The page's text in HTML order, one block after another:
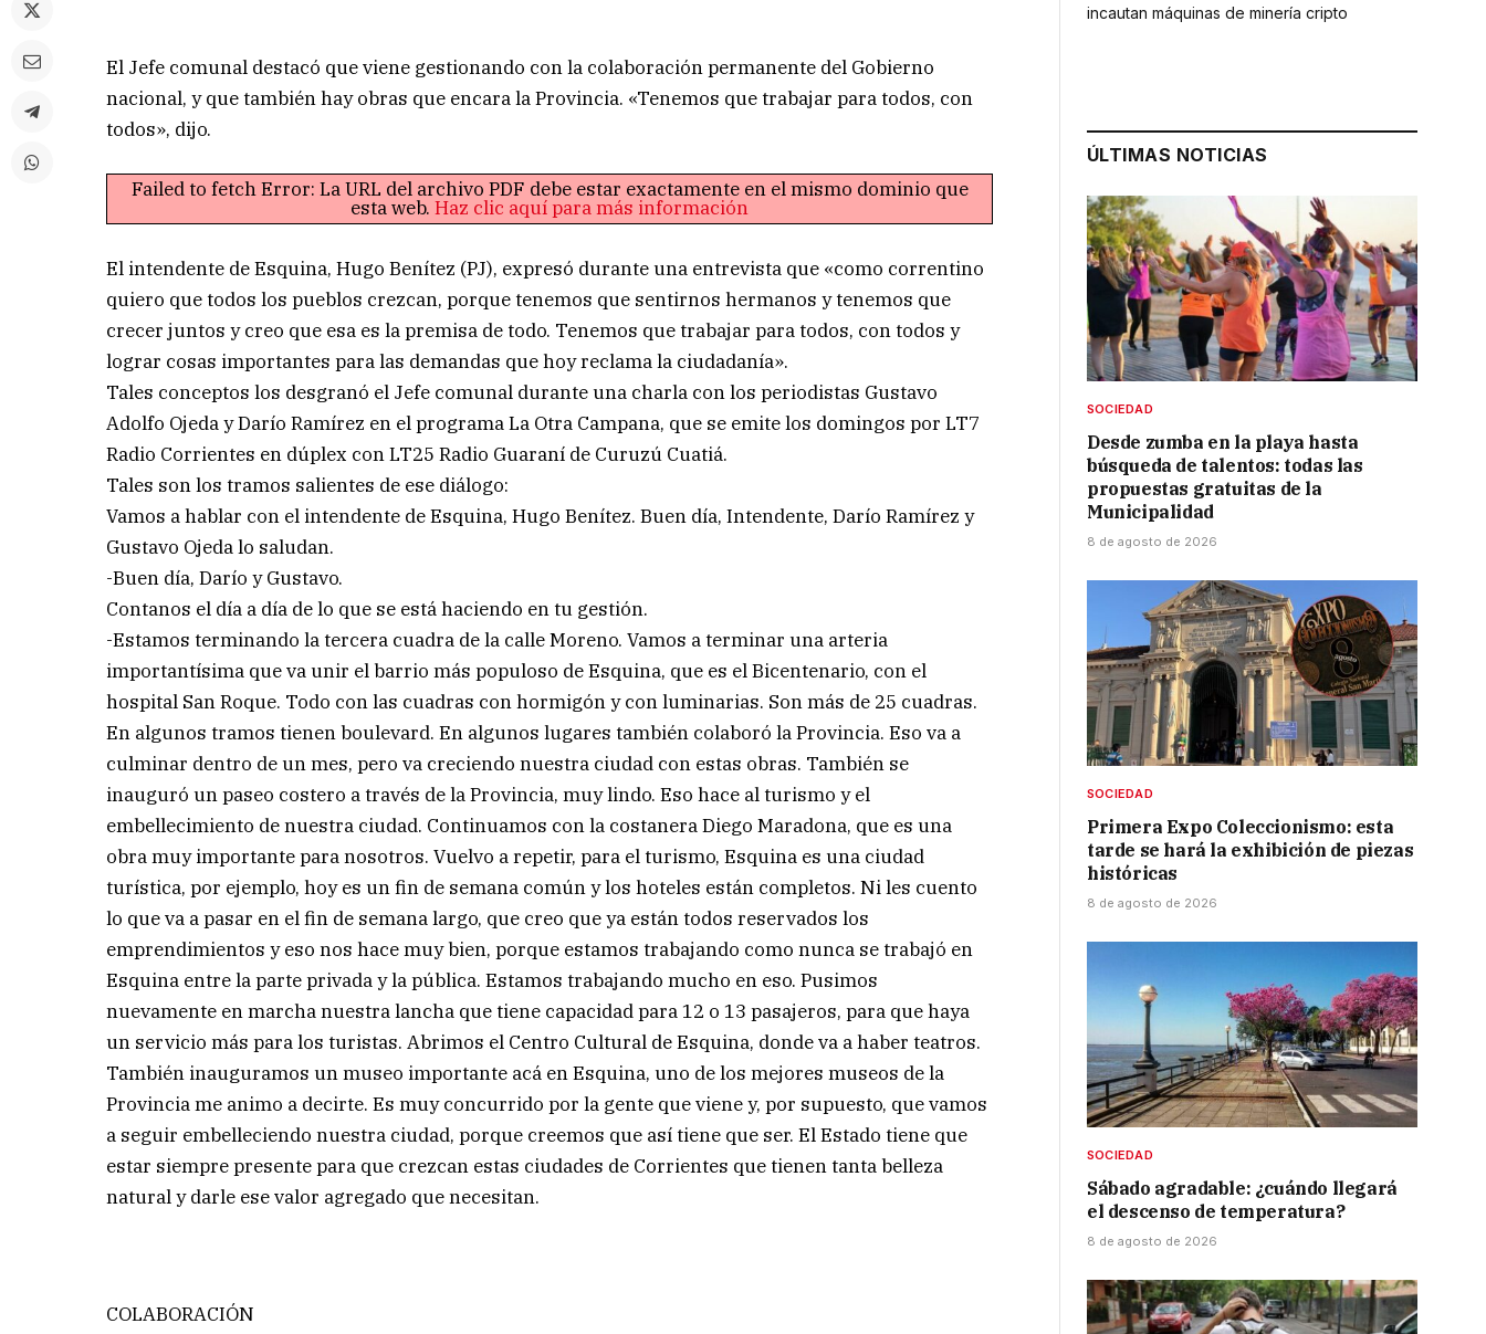
El Jefe comunal destacó que viene gestionando con la colaboración permanente del Gobierno
nacional, y que también hay obras que encara la Provincia. «Tenemos que trabajar para todos, con
todos», dijo.
Failed to fetch Error: La URL del archivo PDF debe estar exactamente en el mismo dominio que
esta web. Haz clic aquí para más información
El intendente de Esquina, Hugo Benítez (PJ), expresó durante una entrevista que «como correntino
quiero que todos los pueblos crezcan, porque tenemos que sentirnos hermanos y tenemos que
crecer juntos y creo que esa es la premisa de todo. Tenemos que trabajar para todos, con todos y
lograr cosas importantes para las demandas que hoy reclama la ciudadanía».
Tales conceptos los desgranó el Jefe comunal durante una charla con los periodistas Gustavo
Adolfo Ojeda y Darío Ramírez en el programa La Otra Campana, que se emite los domingos por LT7
Radio Corrientes en dúplex con LT25 Radio Guaraní de Curuzú Cuatiá.
Tales son los tramos salientes de ese diálogo:
Vamos a hablar con el intendente de Esquina, Hugo Benítez. Buen día, Intendente, Darío Ramírez y
Gustavo Ojeda lo saludan.
-Buen día, Darío y Gustavo.
Contanos el día a día de lo que se está haciendo en tu gestión.
-Estamos terminando la tercera cuadra de la calle Moreno. Vamos a terminar una arteria
importantísima que va unir el barrio más populoso de Esquina, que es el Bicentenario, con el
hospital San Roque. Todo con las cuadras con hormigón y con luminarias. Son más de 25 cuadras.
En algunos tramos tienen boulevard. En algunos lugares también colaboró la Provincia. Eso va a
culminar dentro de un mes, pero va creciendo nuestra ciudad con estas obras. También se
inauguró un paseo costero a través de la Provincia, muy lindo. Eso hace al turismo y el
embellecimiento de nuestra ciudad. Continuamos con la costanera Diego Maradona, que es una
obra muy importante para nosotros. Vuelvo a repetir, para el turismo, Esquina es una ciudad
turística, por ejemplo, hoy es un fin de semana común y los hoteles están completos. Ni les cuento
lo que va a pasar en el fin de semana largo, que creo que ya están todos reservados los
emprendimientos y eso nos hace muy bien, porque estamos trabajando como nunca se trabajó en
Esquina entre la parte privada y la pública. Estamos trabajando mucho en eso. Pusimos
nuevamente en marcha nuestra lancha que tiene capacidad para 12 o 13 pasajeros, para que haya
un servicio más para los turistas. Abrimos el Centro Cultural de Esquina, donde va a haber teatros.
También inauguramos un museo importante acá en Esquina, uno de los mejores museos de la
Provincia me animo a decirte. Es muy concurrido por la gente que viene y, por supuesto, que vamos
a seguir embelleciendo nuestra ciudad, porque creemos que así tiene que ser. El Estado tiene que
estar siempre presente para que crezcan estas ciudades de Corrientes que tienen tanta belleza
natural y darle ese valor agregado que necesitan.
COLABORACIÓN
incautan máquinas de minería cripto
ÚLTIMAS NOTICIAS
SOCIEDAD
Desde zumba en la playa hasta
búsqueda de talentos: todas las
propuestas gratuitas de la
Municipalidad
8 de agosto de 2026
SOCIEDAD
Primera Expo Coleccionismo: esta
tarde se hará la exhibición de piezas
históricas
8 de agosto de 2026
SOCIEDAD
Sábado agradable: ¿cuándo llegará
el descenso de temperatura?
8 de agosto de 2026